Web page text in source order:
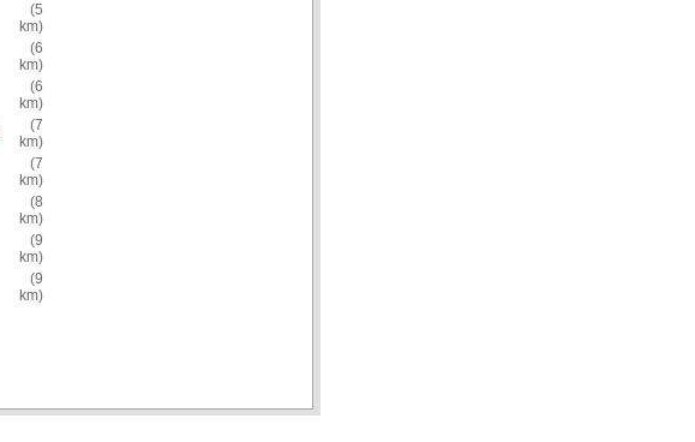
(5
km)
(6
km)
(6
km)
(7
km)
(7
km)
(8
km)
(9
km)
(9
km)